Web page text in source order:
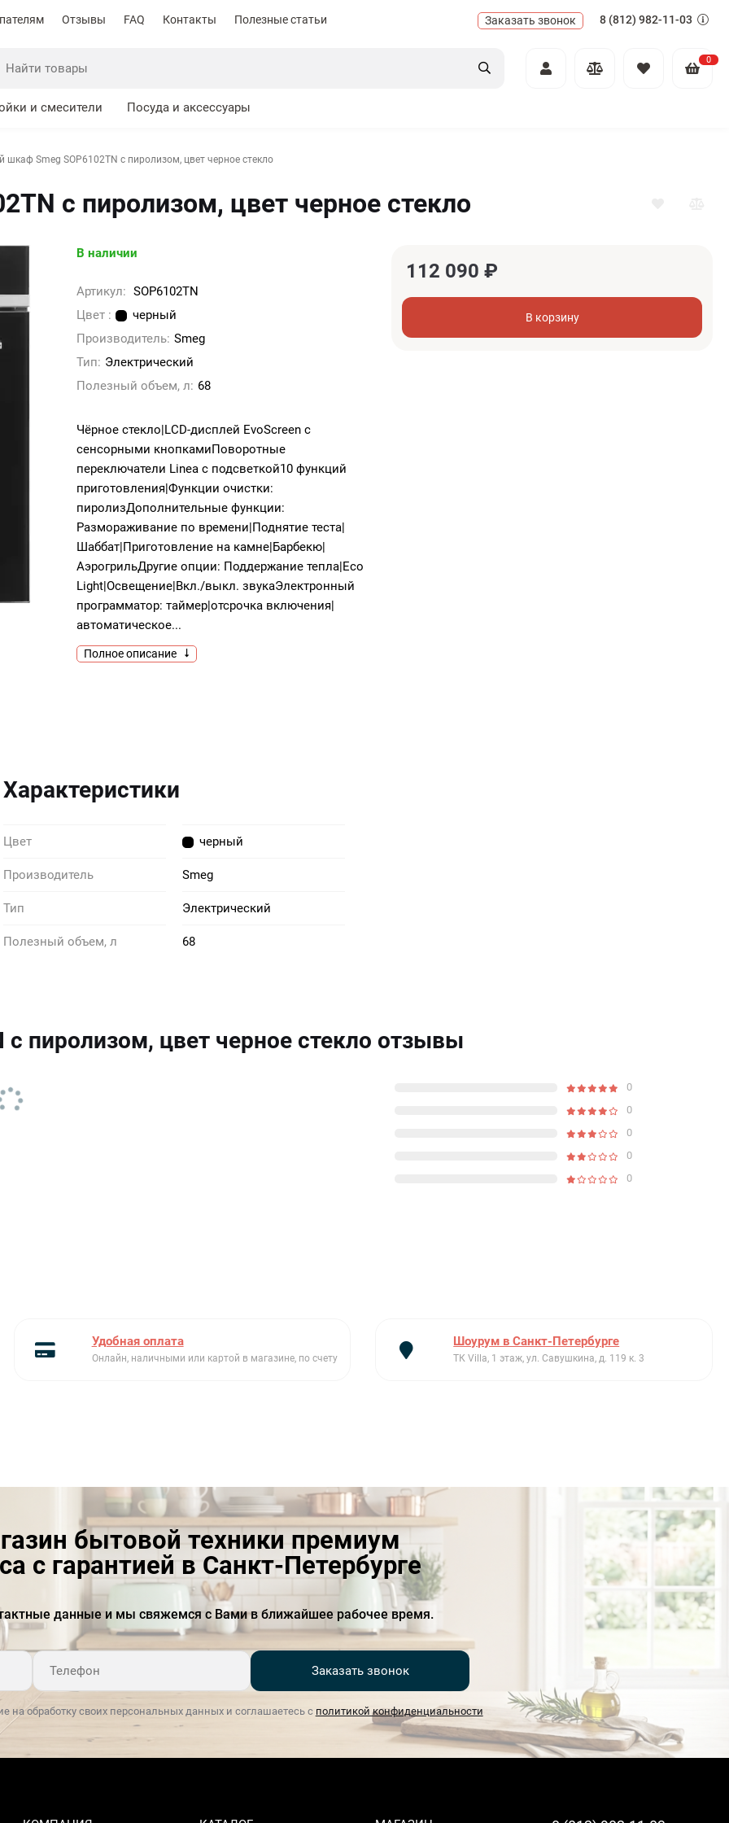
Отзывы FAQ Контакты Полезные статьи Заказать звонок 8 (812) 982-11-03
0
и смесители Посуда и аксессуары
шкаф Smeg SOP6102TN с пиролизом, цвет черное стекло
с пиролизом, цвет черное стекло
В наличии
Артикул: SOP6102TN
Цвет :
черный
Производитель: Smeg
Тип: Электрический
Полезный объем, л: 68
Чёрное стекло|LCD-дисплей EvoScreen с
сенсорными кнопкамиПоворотные
переключатели Linea с подсветкой10 функций
приготовления|Функции очистки:
пиролизДополнительные функции:
Размораживание по времени|Поднятие теста|
Шаббат|Приготовление на камне|Барбекю|
АэрогрильДругие опции: Поддержание тепла|Eco
Light|Освещение|Вкл./выкл. звукаЭлектронный
программатор: таймер|отсрочка включения|
автоматическое...
Полное описание
112 090 ₽
В корзину
Характеристики
Цвет черный
Производитель Smeg
Тип Электрический
Полезный объем, л 68
пиролизом, цвет черное стекло отзывы
0
0
0
0
0
Удобная оплата
Онлайн, наличными или картой в магазине, по счету
Шоурум в Санкт-Петербурге
ТК Villa, 1 этаж, ул. Савушкина, д. 119 к. 3
бытовой техники премиум
с гарантией в Санкт-Петербурге
данные и мы свяжемся с Вами в ближайшее рабочее время.
Заказать звонок
на обработку своих персональных данных и соглашаетесь с политикой конфиденциальности